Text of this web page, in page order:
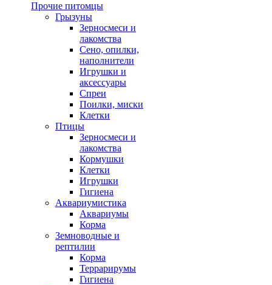
Прочие питомцы
Грызуны
Зерносмеси и
лакомства
Сено, опилки,
наполнители
Игрушки и
аксессуары
Спреи
Поилки, миски
Клетки
Птицы
Зерносмеси и
лакомства
Кормушки
Клетки
Игрушки
Гигиена
Аквариумистика
Аквариумы
Корма
Земноводные и
рептилии
Корма
Террарирумы
Гигиена